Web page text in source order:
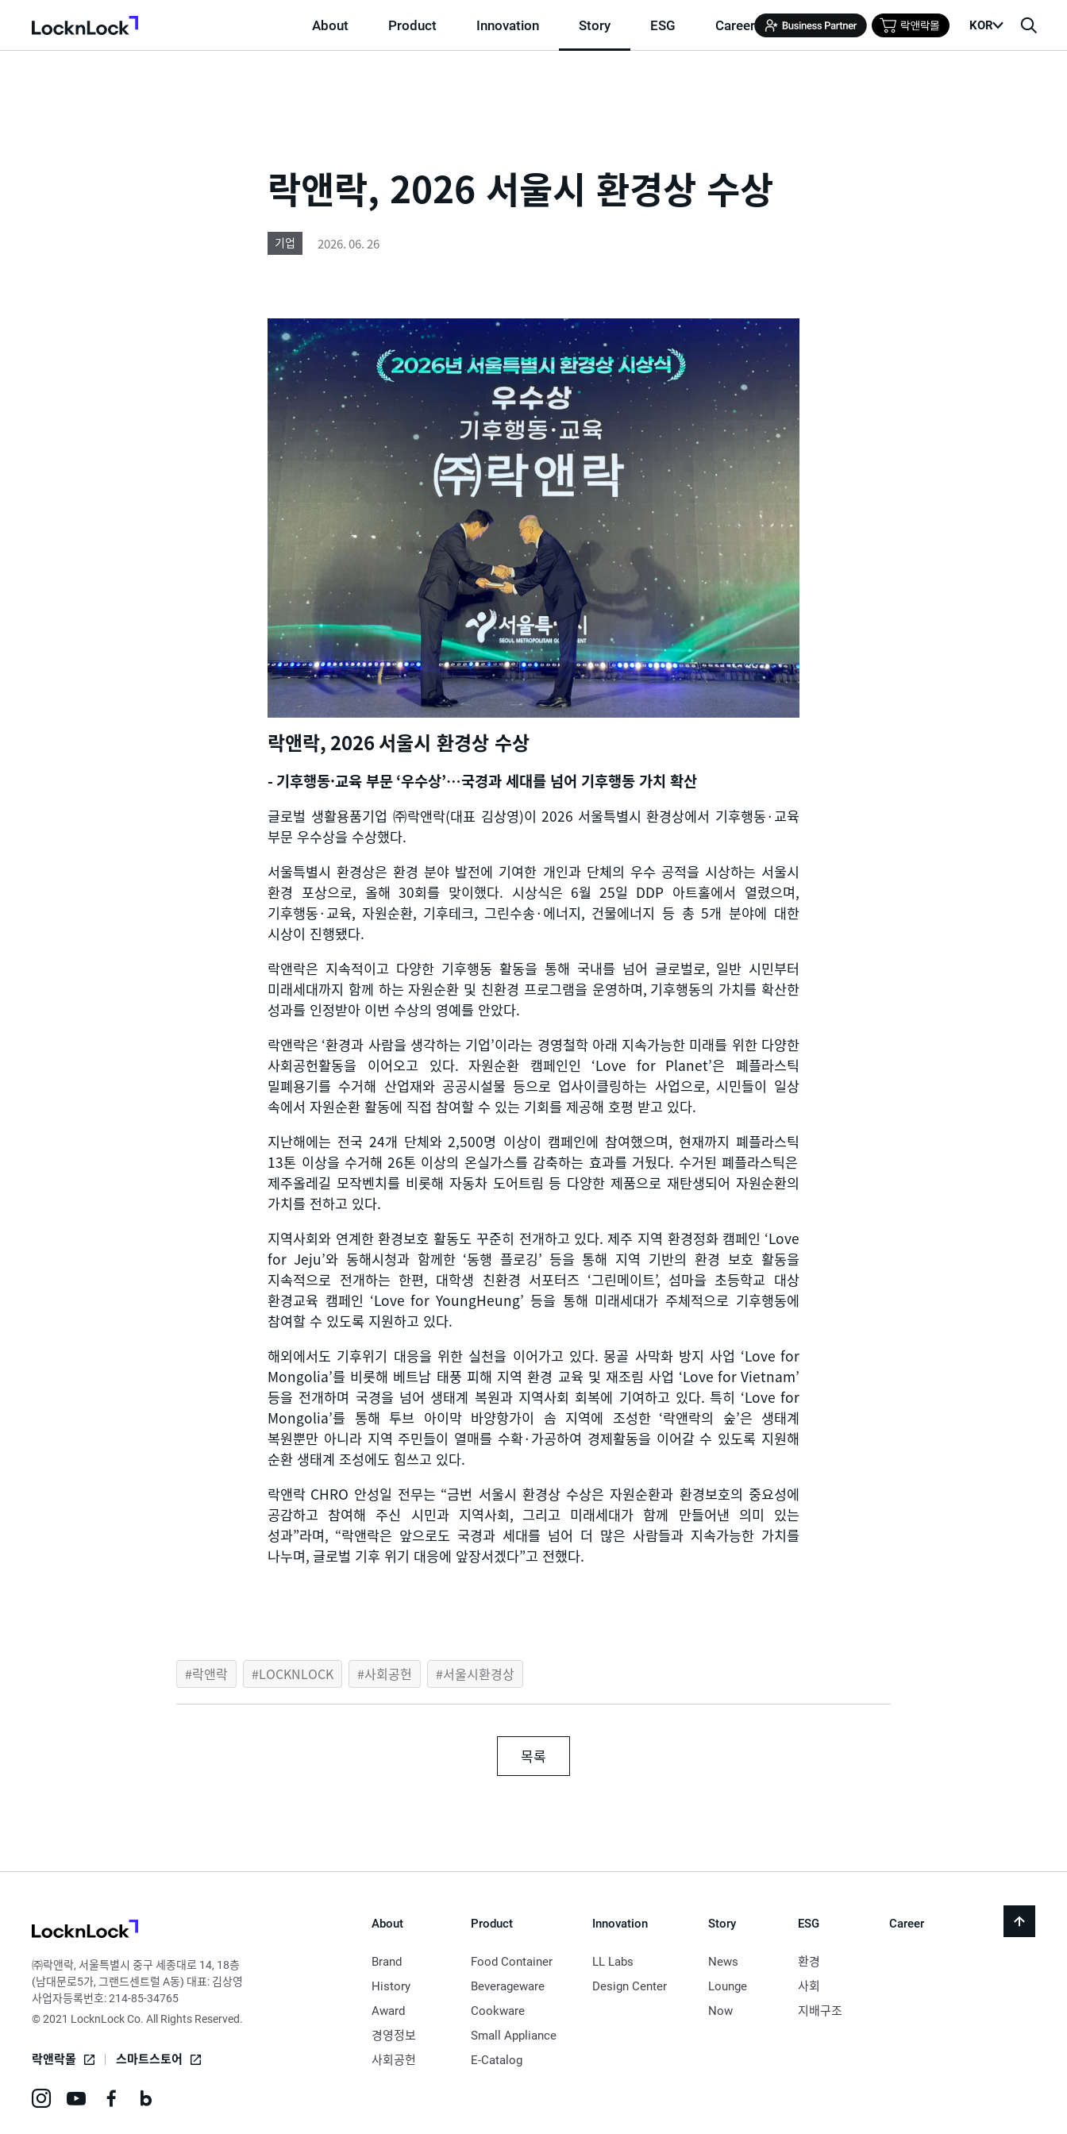
LocknLock
About Product Innovation Story ESG Career KOR
검
뉴
락앤락, 2026 서울시 환경상 수상
기업 2026. 06. 26
락앤락, 2026 서울시 환경상 수상
- 기후행동·교육 부문‘우수상’…국경과 세대를 넘어 기후행동 가치 확산
글로벌 생활용품기업 ㈜락앤락(대표 김상영)이 2026 서울특별시 환경상에서 기후행동· 교육
부문 우수상을 수상했다.
서울특별시 환경상은 환경 분야 발전에 기여한 개인과 단체의 우수 공적을 시상하는 서울시
환경 포상으로, 올해 30회를 맞이했다. 시상식은 6월 25일 DDP 아트홀에서 열렸으며,
기후행동· 교육, 자원순환, 기후테크, 그린수송· 에너지, 건물에너지 등 총 5개 분야에 대한
시상이 진행됐다.
락앤락은 지속적이고 다양한 기후행동 활동을 통해 국내를 넘어 글로벌로, 일반 시민부터
미래세대까지 함께 하는 자원순환 및 친환경 프로그램을 운영하며, 기후행동의 가치를 확산한
성과를 인정받아 이번 수상의 영예를 안았다.
락앤락은 ‘환경과 사람을 생각하는 기업’이라는 경영철학 아래 지속가능한 미래를 위한 다양한
사회공헌활동을 이어오고 있다.자원순환 캠페인인 ‘Love for Planet’은 폐플라스틱
밀폐용기를 수거해 산업재와 공공시설물 등으로 업사이클링하는 사업으로, 시민들이 일상
속에서 자원순환 활동에 직접 참여할 수 있는 기회를 제공해 호평 받고 있다.
지난해에는 전국 24개 단체와 2,500명 이상이 캠페인에 참여했으며, 현재까지 폐플라스틱
13톤 이상을 수거해 26톤 이상의 온실가스를 감축하는 효과를 거뒀다. 수거된 폐플라스틱은
제주올레길 모작벤치를 비롯해 자동차 도어트림 등 다양한 제품으로 재탄생되어 자원순환의
가치를 전하고 있다.
지역사회와 연계한 환경보호 활동도 꾸준히 전개하고 있다. 제주 지역 환경정화 캠페인 ‘Love
for Jeju’와 동해시청과 함께한‘동행 플로깅’ 등을 통해 지역 기반의 환경 보호 활동을
지속적으로 전개하는 한편, 대학생 친환경 서포터즈 ‘그린메이트’, 섬마을 초등학교 대상
환경교육 캠페인 ‘Love for YoungHeung’ 등을 통해 미래세대가 주체적으로 기후행동에
참여할 수 있도록 지원하고 있다.
해외에서도 기후위기 대응을 위한 실천을 이어가고 있다.몽골 사막화 방지 사업 ‘Love for
Mongolia’를 비롯해 베트남 태풍 피해 지역 환경 교육 및 재조림 사업 ‘Love for Vietnam’
등을 전개하며 국경을 넘어 생태계 복원과 지역사회 회복에 기여하고 있다.특히 ‘Love for
Mongolia’를 통해 투브 아이막 바양항가이 솜 지역에 조성한‘락앤락의 숲’은 생태계
복원뿐만 아니라 지역 주민들이 열매를 수확· 가공하여 경제활동을 이어갈 수 있도록 지원해
순환 생태계 조성에도 힘쓰고 있다.
락앤락 CHRO 안성일 전무는 “금번 서울시 환경상 수상은 자원순환과 환경보호의 중요성에
공감하고 참여해 주신 시민과 지역사회, 그리고 미래세대가 함께 만들어낸 의미 있는
성과”라며, “락앤락은 앞으로도 국경과 세대를 넘어 더 많은 사람들과 지속가능한 가치를
나누며, 글로벌 기후 위기 대응에 앞장서겠다”고 전했다.
락앤락 LOCKNLOCK 사회공헌 서울시환경상
목록
back
About
Brand
History
Award
경영정보
사회공헌
Product
Food Container
Beverageware
Cookware
Small Appliance
E-Catalog
Innovation
LL Labs
Design Center
Story
News
Lounge
Now
ESG
환경
사회
지배구조
Career
락앤락몰 스마트스토어
인
© 2021 LocknLock Co. All Rights Reserved.
㈜락앤락, 서울특별시 중구 세종대로 14, 18층
(남대문로5가, 그랜드센트럴 A동) 대표: 김상영
사업자등록번호: 214-85-34765